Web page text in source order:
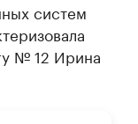
систем
№ 12 Ирина